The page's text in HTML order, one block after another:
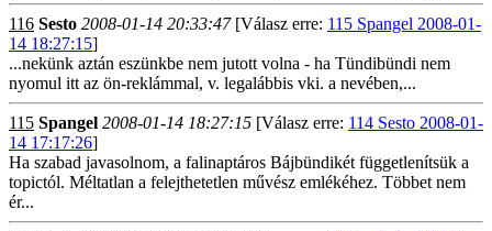
116 Sesto 2008-01-14 20:33:47[Válasz erre: 115 Spangel 2008-01-
14 18:27:15]
...nekünk aztán eszünkbe nem jutott volna - ha Tündibündi nem
nyomul itt az ön-reklámmal, v. legalábbis vki. a nevében,...
115 Spangel 2008-01-14 18:27:15 [Válasz erre: 114 Sesto 2008-01-
14 17:17:26]
Ha szabad javasolnom, a falinaptáros Bájbündikét függetlenítsük a
topictól. Méltatlan a felejthetetlen művész emlékéhez. Többet nem
ér...